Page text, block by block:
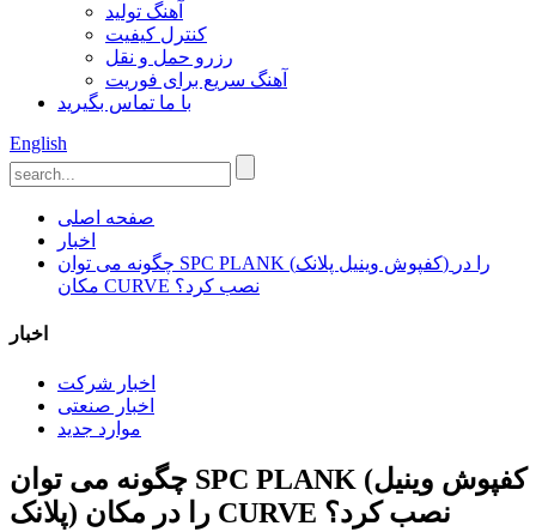
آهنگ تولید
کنترل کیفیت
رزرو حمل و نقل
آهنگ سریع برای فوریت
با ما تماس بگیرید
English
صفحه اصلی
اخبار
چگونه می توان SPC PLANK (کفپوش وینیل پلانک) را در
مکان CURVE نصب کرد؟
اخبار
اخبار شرکت
اخبار صنعتی
موارد جدید
چگونه می توان SPC PLANK (کفپوش وینیل
پلانک) را در مکان CURVE نصب کرد؟